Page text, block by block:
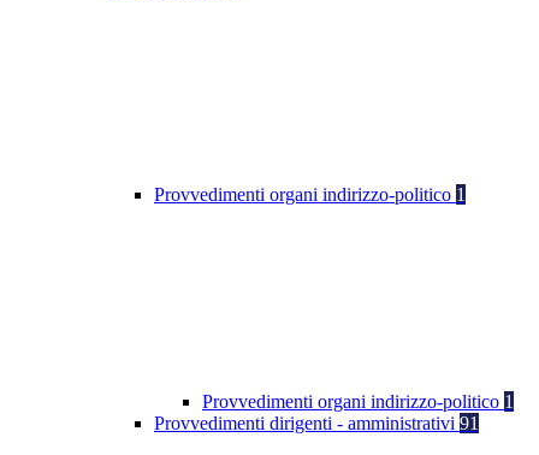
Provvedimenti organi indirizzo-politico 1
Provvedimenti organi indirizzo-politico 1
Provvedimenti dirigenti - amministrativi 91